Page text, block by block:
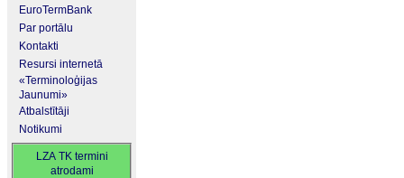
EuroTermBank
Par portālu
Kontakti
Resursi internetā
«Terminoloģijas
Jaunumi»
Atbalstītāji
Notikumi
LZA TK termini
atrodami